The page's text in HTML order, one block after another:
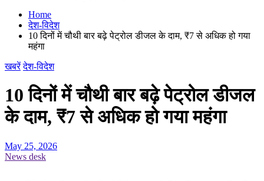
Home
देश-विदेश
10 दिनों में चौथी बार बढ़े पेट्रोल डीजल के दाम, ₹7 से अधिक हो गया
महंगा
खबरें देश-विदेश
10 दिनों में चौथी बार बढ़े पेट्रोल डीजल
के दाम, ₹7 से अधिक हो गया महंगा
May 25, 2026
News desk